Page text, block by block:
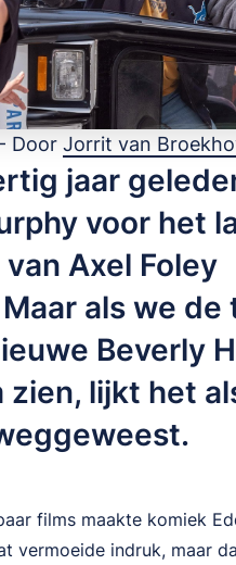
Door Jorrit van
jaar
voor het
Axel Foley
als we de
Beverly
zien, lijkt het
films maakte komiek
vermoeide indruk, maar